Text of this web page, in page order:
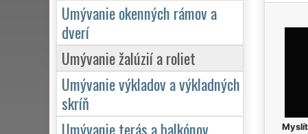
Umývanie okenných rámov a
dverí
Umývanie žalúzií a roliet
Umývanie výkladov a výkladných
skríň
Umývanie terás a balkónov